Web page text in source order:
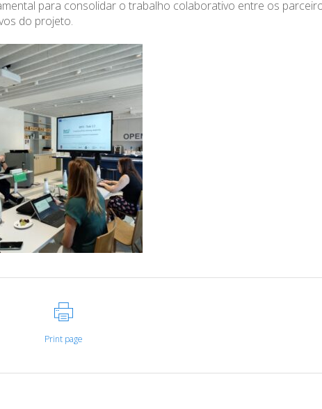
para consolidar o trabalho colaborativo entre os
do projeto.
Print page